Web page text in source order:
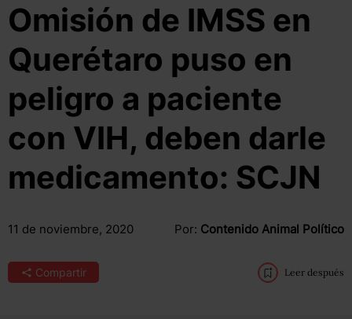
Omisión de IMSS en
Querétaro puso en
peligro a paciente
con VIH, deben darle
medicamento: SCJN
11 de noviembre, 2020 Por: Contenido Animal Político
Compartir Leer después